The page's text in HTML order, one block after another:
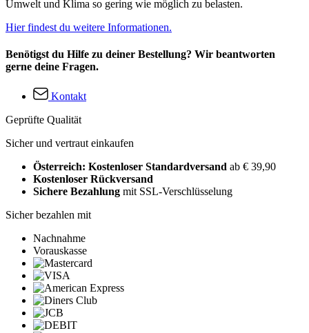
Umwelt und Klima so gering wie möglich zu belasten.
Hier findest du weitere Informationen.
Benötigst du Hilfe zu deiner Bestellung? Wir beantworten
gerne deine Fragen.
Kontakt
Geprüfte Qualität
Sicher und vertraut einkaufen
Österreich: Kostenloser Standardversand ab € 39,90
Kostenloser Rückversand
Sichere Bezahlung mit SSL-Verschlüsselung
Sicher bezahlen mit
Nachnahme
Vorauskasse